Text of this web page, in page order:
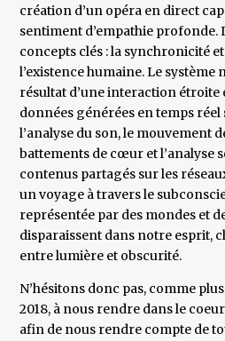
création d’un opéra en direct
sentiment d’empathie profonde.
concepts clés : la synchronicité
l’existence humaine. Le système
résultat d’une interaction
données générées en temps réel
l’analyse du son, le mouvement
battements de cœur et l’analyse
contenus partagés sur les
un voyage à travers le
représentée par des mondes et
disparaissent dans notre esprit,
entre lumière et obscurité.
N’hésitons donc pas, comme
2018, à nous rendre dans le
afin de nous rendre compte de